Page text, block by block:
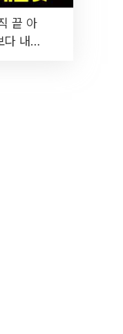
끝 아
다 내릴